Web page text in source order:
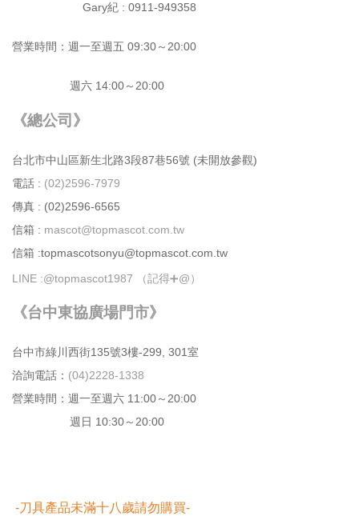
Gary紀 : 0911-949358
營業時間：週⼀⾄週五 09:30～20:00
週六 14:00～20:00
《總公司》
台北市中⼭區新⽣北路3段87巷56號 (未開放參觀)
電話 : (02)2596-7979
傳真 : (02)2596-6565
信箱 : mascot@topmascot.com.tw
信箱 :topmascotsonyu@topmascot.com.tw
LINE :@topmascot1987 （記得➕@）
《台中東協廣場門市》
台中市綠川⻄街135號3樓-299, 301室
洽詢電話： (04)2228-1338
營業時間：週⼀⾄週六 11:00～20:00
週日 10:30～20:00
-刀具產品未滿十八歲請勿購買-